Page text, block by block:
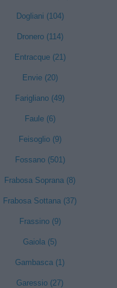
Dogliani (104)
Dronero (114)
Entracque (21)
Envie (20)
Farigliano (49)
Faule (6)
Feisoglio (9)
Fossano (501)
Frabosa Soprana (8)
Frabosa Sottana (37)
Frassino (9)
Gaiola (5)
Gambasca (1)
Garessio (27)